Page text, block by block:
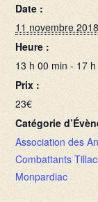
Date :
11 novembre 2018
Heure :
13 h 00 min - 17
Prix :
23€
Catégorie
Association des
Combattants
Monpardiac